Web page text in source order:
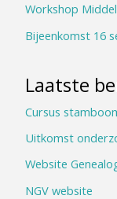
Workshop
Bijeenkomst 16
Laatste
Cursus
Uitkomst
Website
NGV website